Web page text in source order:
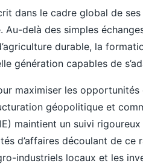
dans le cadre global de
Au-delà des simples
durable, la
génération capables de
maximiser les
géopolitique et
maintient un suivi
d’affaires découlant de ce
industriels locaux et les